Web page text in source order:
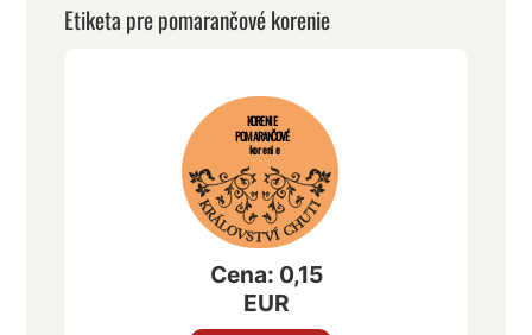
Etiketa pre pomarančové korenie
KORENIE
POMARANČOVÉ
korenie
Cena: 0,15
EUR